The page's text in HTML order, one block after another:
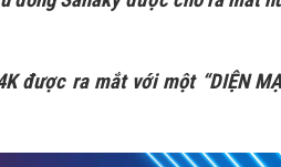
được ra mắt với một “DIỆN